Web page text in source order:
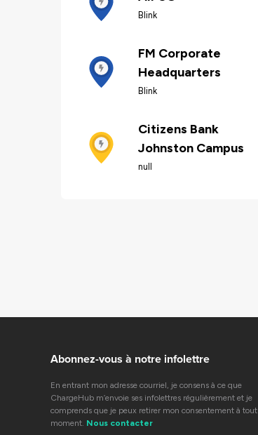
Blink
FM Corporate
Headquarters
Blink
Citizens Bank
Johnston Campus
null
Abonnez-vous à notre infolettre
En entrant mon adresse courriel, je consens à ce que
ChargeHub m’envoie ses infolettres régulièrement et je
comprends que je peux retirer mon consentement à tout
moment. Nous contacter